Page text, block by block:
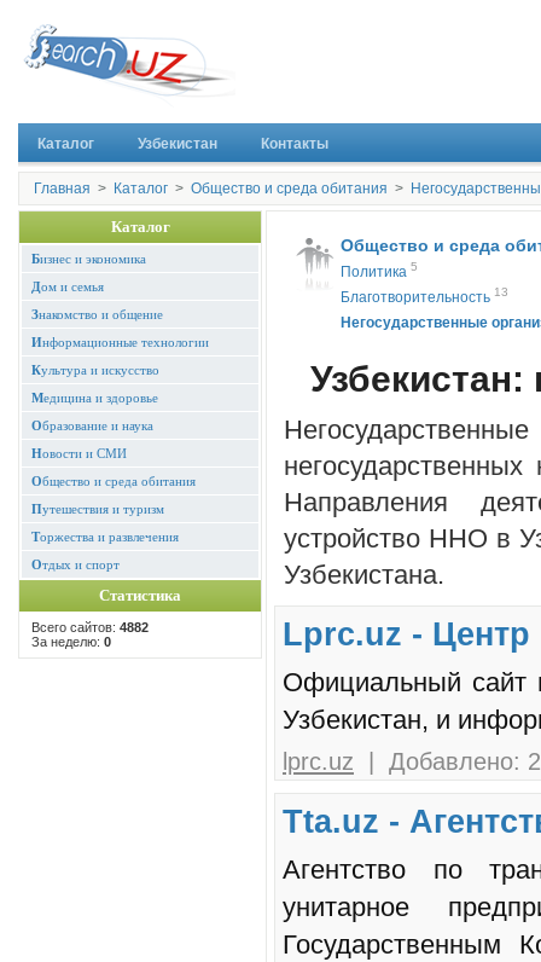
Каталог Узбекистан Контакты
Главная > Каталог > Общество и среда обитания >
Каталог
Бизнес и экономика
Дом и семья
Знакомство и общение
Информационные технологии
Культура и искусство
Медицина и здоровье
Образование и наука
Новости и СМИ
Общество и среда обитания
Путешествия и туризм
Торжества и развлечения
Отдых и спорт
Статистика
Всего сайтов: 4882
За неделю: 0
Общество и среда
Политика 5
Благотворительность 13
Негосударственные
Узбекистан:
негосударственных
Направления
устройство ННО в
Узбекистана.
Lprc.uz -
Официальный сайт
Узбекистан, и
lprc.uz | Добавлено:
Tta.uz -
Агентство по
унитарное
Государственным